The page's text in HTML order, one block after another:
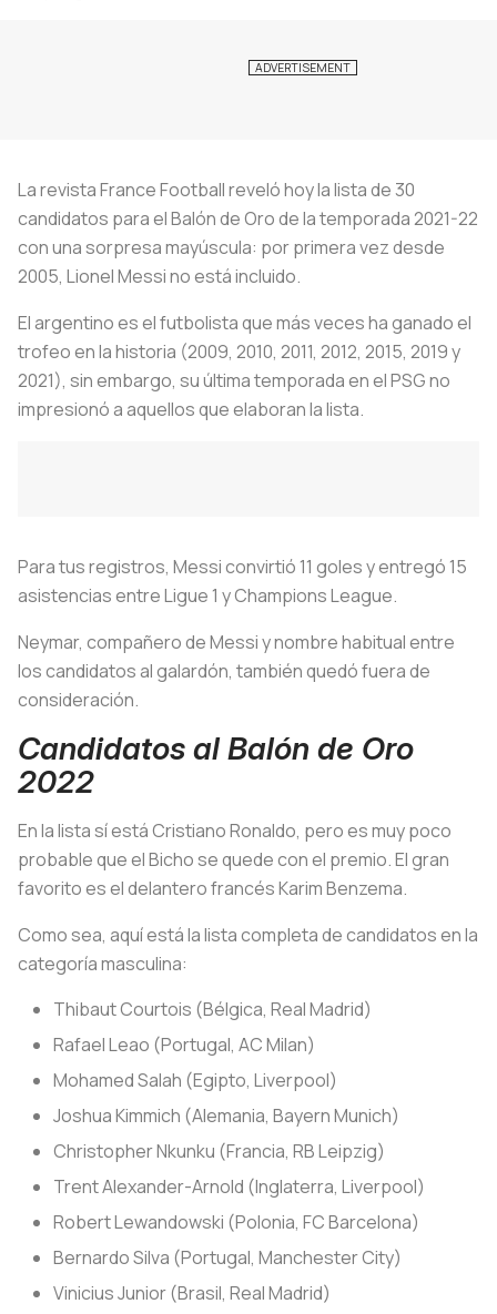
La revista France Football reveló hoy la lista de 30
candidatos para el Balón de Oro de la temporada 2021-22
con una sorpresa mayúscula: por primera vez desde
2005, Lionel Messi no está incluido.
El argentino es el futbolista que más veces ha ganado el
trofeo en la historia (2009, 2010, 2011, 2012, 2015, 2019 y
2021), sin embargo, su última temporada en el PSG no
impresionó a aquellos que elaboran la lista.
Para tus registros, Messi convirtió 11 goles y entregó 15
asistencias entre Ligue 1 y Champions League.
Neymar, compañero de Messi y nombre habitual entre
los candidatos al galardón, también quedó fuera de
consideración.
Candidatos al Balón de Oro
2022
En la lista sí está Cristiano Ronaldo, pero es muy poco
probable que el Bicho se quede con el premio. El gran
favorito es el delantero francés Karim Benzema.
Como sea, aquí está la lista completa de candidatos en la
categoría masculina:
Thibaut Courtois (Bélgica, Real Madrid)
Rafael Leao (Portugal, AC Milan)
Mohamed Salah (Egipto, Liverpool)
Joshua Kimmich (Alemania, Bayern Munich)
Christopher Nkunku (Francia, RB Leipzig)
Trent Alexander-Arnold (Inglaterra, Liverpool)
Robert Lewandowski (Polonia, FC Barcelona)
Bernardo Silva (Portugal, Manchester City)
Vinicius Junior (Brasil, Real Madrid)